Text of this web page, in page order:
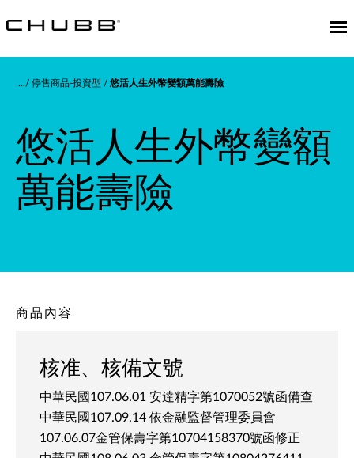
停售商品-投資型 悠活人生外幣變額萬能壽險
悠活人生外幣變額
萬能壽險
商品內容
核准、核備文號
中華民國107.06.01 安達精字第1070052號函備查
中華民國107.09.14 依金融監督管理委員會
107.06.07金管保壽字第10704158370號函修正